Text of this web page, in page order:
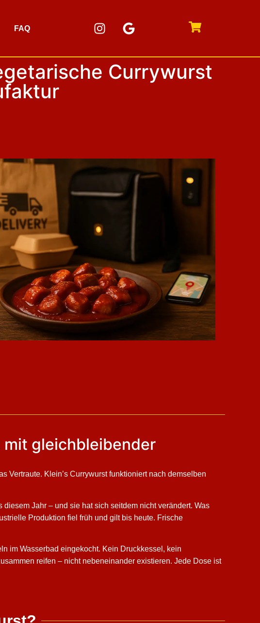
FAQ
Currywurst
mit gleichbleibender
Vertraute. Klein’s Currywurst funktioniert nach demselben
Jahr – und sie hat sich seitdem nicht verändert. Was
Produktion fiel früh und gilt bis heute. Frische
im Wasserbad eingekocht. Kein Druckkessel, kein
reifen – nicht nebeneinander existieren. Jede Dose ist